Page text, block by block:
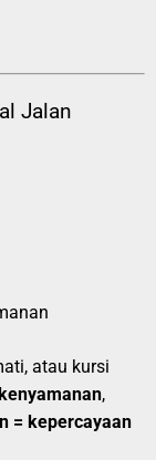
Jalan
atau kursi
,
= kepercayaan